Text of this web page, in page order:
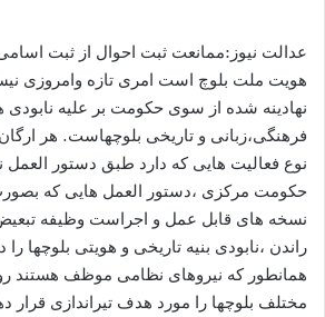
عدالت نیوز:ممانعت ثبت احوال از ثبت
هویت ملت بلوچ است امری تازه وامروزی
نهادینه شده از سوی حکومت بر علیه
فرهنگی،زبانی و تاریخی بلوچهاست. هر ارگان
نوع فعالیت هایی که دارد طبق دستور العمل
حکومت مرکزی ،دستور العمل هایی که بصورت
نسخه های قابل عمل و اجراست وظیفه
راندن ،نابودی بنیه تاریخی و هویتی بلوچها را
همانطور که نیروهای نظامی موظف هستند
مختلف بلوچها را مورد هدف تیراندازی قرار